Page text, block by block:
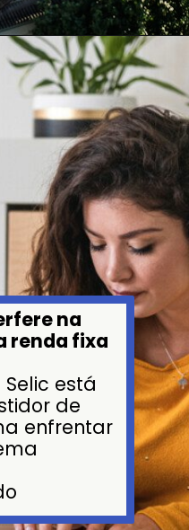
na
renda fixa
está
de
enfrentar